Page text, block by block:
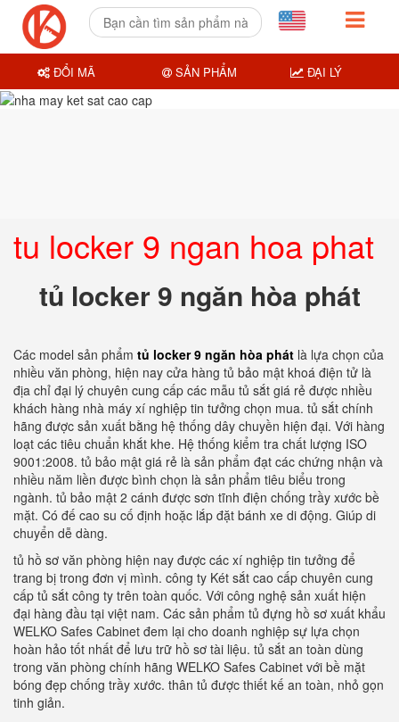
tu locker 9 ngan hoa phat
tủ locker 9 ngăn hòa phát
Các model sản phẩm tủ locker 9 ngăn hòa phát là lựa chọn của
nhiều văn phòng, hiện nay cửa hàng tủ bảo mật khoá điện tử là
địa chỉ đại lý chuyên cung cấp các mẫu tủ sắt giá rẻ được nhiều
khách hàng nhà máy xí nghiệp tin tưởng chọn mua. tủ sắt chính
hãng được sản xuất bằng hệ thống dây chuyền hiện đại. Với hàng
loạt các tiêu chuẩn khắt khe. Hệ thống kiểm tra chất lượng ISO
9001:2008. tủ bảo mật giá rẻ là sản phẩm đạt các chứng nhận và
nhiều năm liền được bình chọn là sản phẩm tiêu biểu trong
ngành. tủ bảo mật 2 cánh được sơn tĩnh điện chống trầy xước bề
mặt. Có đế cao su cố định hoặc lắp đặt bánh xe di động. Giúp di
chuyển dễ dàng.
tủ hồ sơ văn phòng hiện nay được các xí nghiệp tin tưởng để
trang bị trong đơn vị mình. công ty Két sắt cao cấp chuyên cung
cấp tủ sắt công ty trên toàn quốc. Với công nghệ sản xuất hiện
đại hàng đầu tại việt nam. Các sản phẩm tủ đựng hồ sơ xuất khẩu
WELKO Safes Cabinet đem lại cho doanh nghiệp sự lựa chọn
hoàn hảo tốt nhất để lưu trữ hồ sơ tài liệu. tủ sắt an toàn dùng
trong văn phòng chính hãng WELKO Safes Cabinet với bề mặt
bóng đẹp chống trầy xước. thân tủ được thiết kế an toàn, nhỏ gọn
tinh giản.
ĐỔI MÃ SẢN PHẨM ĐẠI LÝ